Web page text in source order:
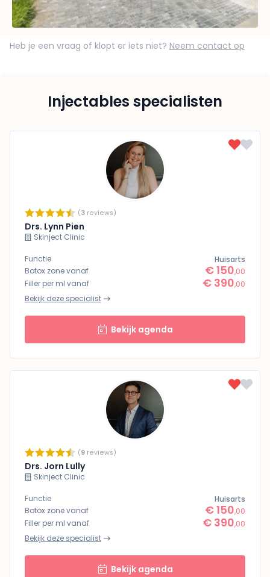
Heb je een vraag of klopt er iets niet? Neem contact op
Injectables specialisten
(3 reviews)
Drs. Lynn Pien
Skinject Clinic
Functie
Huisarts
Botox zone vanaf
€ 150,00
Filler per ml vanaf
€ 390,00
Bekijk deze specialist
Bekijk agenda
(9 reviews)
Drs. Jorn Lully
Skinject Clinic
Functie
Huisarts
Botox zone vanaf
€ 150,00
Filler per ml vanaf
€ 390,00
Bekijk deze specialist
Bekijk agenda